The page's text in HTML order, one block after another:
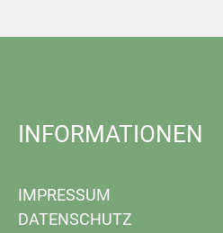
INFORMATIONEN
IMPRESSUM
DATENSCHUTZ